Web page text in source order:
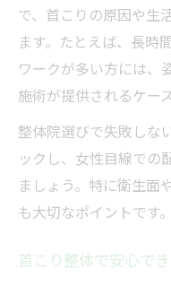
で、首こりの原因や生
ます。たとえば、長時
ワークが多い方には、
施術が提供されるケー
整体院選びで失敗しな
ックし、女性目線での
ましょう。特に衛生面
も大切なポイントです。
首こり整体で安心で